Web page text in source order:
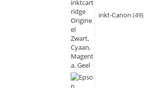
inkt-Canon 49